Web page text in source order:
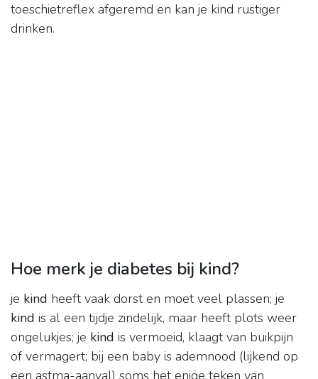
toeschietreflex afgeremd en kan je kind rustiger
drinken.
Hoe merk je diabetes bij kind?
je kind heeft vaak dorst en moet veel plassen; je
kind is al een tijdje zindelijk, maar heeft plots weer
ongelukjes; je kind is vermoeid, klaagt van buikpijn
of vermagert; bij een baby is ademnood (lijkend op
een astma-aanval) soms het enige teken van